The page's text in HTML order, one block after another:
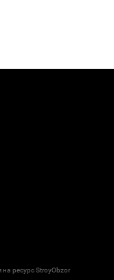
ресурс StroyObzor